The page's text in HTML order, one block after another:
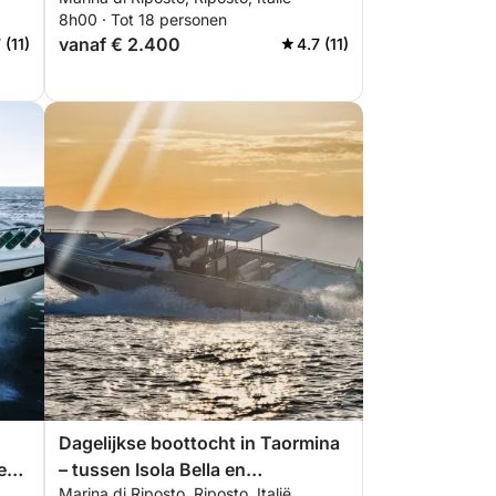
8h00 · Tot 18 personen
vanaf € 2.400 4.7 (11)
Dagelijkse boottocht in Taormina
– tussen Isola Bella en